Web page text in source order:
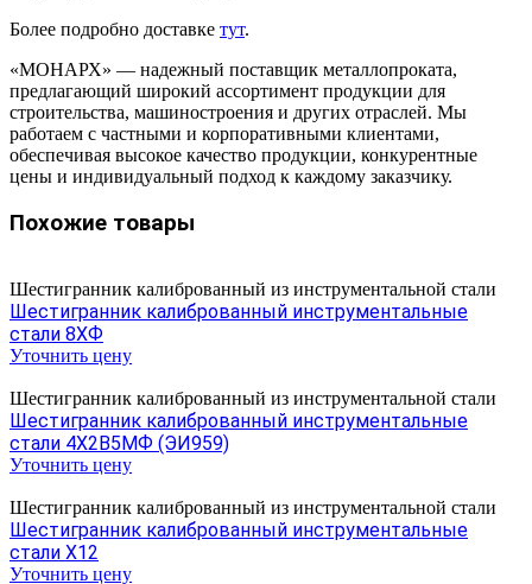
Более подробно доставке тут.
«МОНАРХ» — надежный поставщик металлопроката,
предлагающий широкий ассортимент продукции для
строительства, машиностроения и других отраслей. Мы
работаем с частными и корпоративными клиентами,
обеспечивая высокое качество продукции, конкурентные
цены и индивидуальный подход к каждому заказчику.
Похожие товары
Шестигранник калиброванный из инструментальной стали
Шестигранник калиброванный инструментальные
стали 8ХФ
Уточнить цену
Шестигранник калиброванный из инструментальной стали
Шестигранник калиброванный инструментальные
стали 4Х2В5МФ (ЭИ959)
Уточнить цену
Шестигранник калиброванный из инструментальной стали
Шестигранник калиброванный инструментальные
стали Х12
Уточнить цену